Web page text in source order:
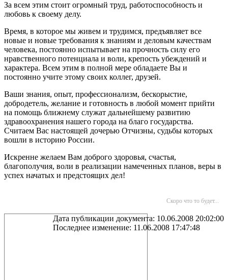
За всем этим стоит огромный труд, работоспособность и
любовь к своему делу.
Время, в которое мы живем и трудимся, предъявляет все
новые и новые требования к знаниям и деловым качествам
человека, постоянно испытывает на прочность силу его
нравственного потенциала и воли, крепость убеждений и
характера. Всем этим в полной мере обладаете Вы и
постоянно учите этому своих коллег, друзей.
Ваши знания, опыт, профессионализм, бескорыстие,
добродетель, желание и готовность в любой момент прийти
на помощь ближнему служат дальнейшему развитию
здравоохранения нашего города на благо государства.
Считаем Вас настоящей дочерью Отчизны, судьбы которых
вошли в историю России.
Искренне желаем Вам доброго здоровья, счастья,
благополучия, воли в реализации намеченных планов, веры в
успех начатых и предстоящих дел!
Скоро что то будет...
Дата публикации документа: 10.06.2008 20:02:00
Последнее изменение: 11.06.2008 17:47:48